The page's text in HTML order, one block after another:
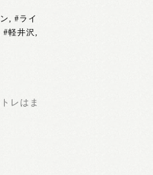
#ライ
#軽井沢
レはま